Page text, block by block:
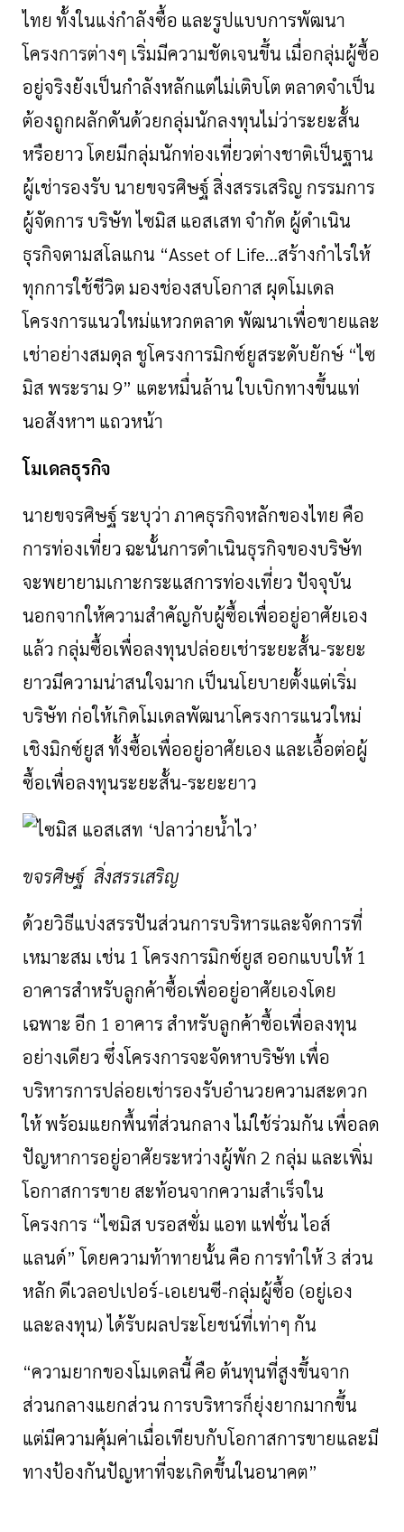
ไทยทั้งในแง่กำลังซื้อ และรูปแบบการพัฒนา
โครงการต่างๆ เริ่มมีความชัดเจนขึ้น เมื่อกลุ่มผู้ซื้อ
อยู่จริงยังเป็นกำลังหลักแต่ไม่เติบโตตลาดจำเป็น
ต้องถูกผลักดันด้วยกลุ่มนักลงทุนไม่ว่าระยะสั้น
หรือยาวโดยมีกลุ่มนักท่องเที่ยวต่างชาติเป็นฐาน
ผู้เช่ารองรับนายขจรศิษฐ์สิ่งสรรเสริญ กรรมการ
ผู้จัดการบริษัทไซมิส แอสเสทจำกัด ผู้ดำเนิน
ธุรกิจตามสโลแกน “Asset of Life…สร้างกำไรให้
ทุกการใช้ชีวิตมองช่องสบโอกาส ผุดโมเดล
โครงการแนวใหม่แหวกตลาดพัฒนาเพื่อขายและ
เช่าอย่างสมดุลชูโครงการมิกซ์ยูสระดับยักษ์ “ไซ
มิสพระราม9” แตะหมื่นล้านใบเบิกทางขึ้นแท่
นอสังหาฯ แถวหน้า
โมเดลธุรกิจ
นายขจรศิษฐ์ระบุว่าภาคธุรกิจหลักของไทยคือ
การท่องเที่ยวฉะนั้นการดำเนินธุรกิจของบริษัท
จะพยายามเกาะกระแสการท่องเที่ยวปัจจุบัน
นอกจากให้ความสำคัญกับผู้ซื้อเพื่ออยู่อาศัยเอง
แล้ว กลุ่มซื้อเพื่อลงทุนปล่อยเช่าระยะสั้น-ระยะ
ยาวมีความน่าสนใจมาก เป็นนโยบายตั้งแต่เริ่ม
บริษัท ก่อให้เกิดโมเดลพัฒนาโครงการแนวใหม่
เชิงมิกซ์ยูสทั้งซื้อเพื่ออยู่อาศัยเอง และเอื้อต่อผู้
ซื้อเพื่อลงทุนระยะสั้น-ระยะยาว
ขจรศิษฐ์ สิ่งสรรเสริญ
ด้วยวิธีแบ่งสรรปันส่วนการบริหารและจัดการที่
เหมาะสม เช่น 1โครงการมิกซ์ยูสออกแบบให้ 1
อาคารสำหรับลูกค้าซื้อเพื่ออยู่อาศัยเองโดย
เฉพาะ อีก 1 อาคาร สำหรับลูกค้าซื้อเพื่อลงทุน
อย่างเดียวซึ่งโครงการจะจัดหาบริษัท เพื่อ
บริหารการปล่อยเช่ารองรับอำนวยความสะดวก
ให้พร้อมแยกพื้นที่ส่วนกลางไม่ใช้ร่วมกัน เพื่อลด
ปัญหาการอยู่อาศัยระหว่างผู้พัก2 กลุ่ม และเพิ่ม
โอกาสการขาย สะท้อนจากความสำเร็จใน
โครงการ “ไซมิสบรอสซั่ม แอท แฟชั่นไอส์
แลนด์”โดยความท้าทายนั้นคือ การทำให้3 ส่วน
หลักดีเวลอปเปอร์-เอเยนซี-กลุ่มผู้ซื้อ (อยู่เอง
และลงทุน)ได้รับผลประโยชน์ที่เท่าๆ กัน
“ความยากของโมเดลนี้คือต้นทุนที่สูงขึ้นจาก
ส่วนกลางแยกส่วน การบริหารก็ยุ่งยากมากขึ้น
แต่มีความคุ้มค่าเมื่อเทียบกับโอกาสการขายและมี
ทางป้องกันปัญหาที่จะเกิดขึ้นในอนาคต”